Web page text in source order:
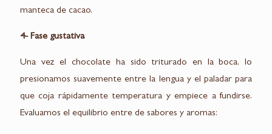
manteca de cacao.
4- Fase gustativa
Una vez el chocolate ha sido triturado en la boca, lo
presionamos suavemente entre la lengua y el paladar para
que coja rápidamente temperatura y empiece a fundirse.
Evaluamos el equilibrio entre de sabores y aromas: